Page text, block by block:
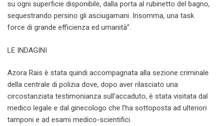
su ogni superficie disponibile, dalla porta al rubinetto del bagno,
sequestrando persino gli asciugamani. Insomma, una task
force di grande efficienza ed umanità”.
LE INDAGINI
Azora Rais è stata quindi accompagnata alla sezione criminale
della centrale di polizia dove, dopo aver rilasciato una
circostanziata testimonianza sull’accaduto, è stata visitata dal
medico legale e dal ginecologo che l’ha sottoposta ad ulteriori
tamponi e ad esami medico-scientifici.